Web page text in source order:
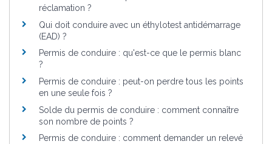
réclamation ?
Qui doit conduire avec un éthylotest antidémarrage
(EAD) ?
Permis de conduire : qu'est-ce que le permis blanc
?
Permis de conduire : peut-on perdre tous les points
en une seule fois ?
Solde du permis de conduire : comment connaître
son nombre de points ?
Permis de conduire : comment demander un relevé